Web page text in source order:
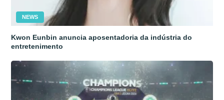
NEWS
Kwon Eunbin anuncia aposentadoria da indústria do
entretenimento